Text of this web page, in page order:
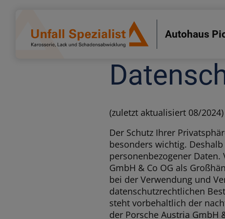
Autohaus
(zuletzt aktualisiert 08/2024)
Der Schutz Ihrer
besonders wichtig.
personenbezogener
GmbH & Co OG als
bei der Verwendung und
datenschutzrechtlichen
steht vorbehaltlich der
der Porsche Austria GmbH